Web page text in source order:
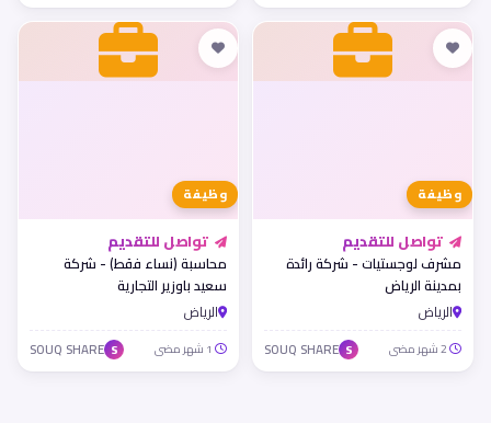
وظيفة
تواصل للتقديم
مشرف لوجستيات - شركة رائدة
بمدينة الرياض
الرياض
S
SOUQ SHARE
وظيفة
تواصل للتقديم
محاسبة (نساء فقط) - شركة
سعيد باوزير التجارية
الرياض
S
SOUQ SHARE